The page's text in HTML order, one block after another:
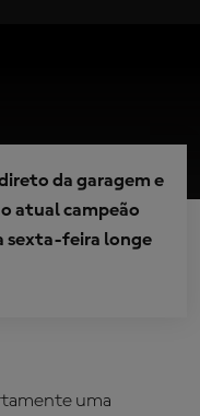
da garagem e
atual campeão
sexta-feira longe
uma